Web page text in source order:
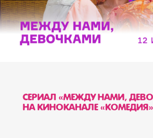
СЕРИАЛ «МЕЖДУ НАМИ,
НА КИНОКАНАЛЕ «КОМЕДИЯ»